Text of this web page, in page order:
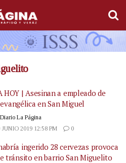
HOY | Asesinan a empleado de
en San Miguel
La Página
2019 12:58 PM
0
ingerido 28 cervezas provoca
tránsito en barrio San Miguelito